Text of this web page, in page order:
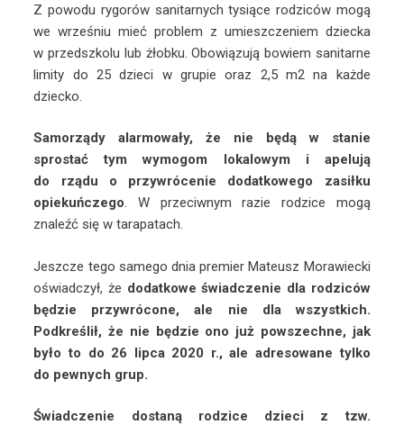
Z powodu rygorów sanitarnych tysiące rodziców mogą
we wrześniu mieć problem z umieszczeniem dziecka
w przedszkolu lub żłobku. Obowiązują bowiem sanitarne
limity do 25 dzieci w grupie oraz 2,5 m2 na każde
dziecko.
Samorządy alarmowały, że nie będą w stanie
sprostać tym wymogom lokalowym i apelują
do rządu o przywrócenie dodatkowego zasiłku
opiekuńczego. W przeciwnym razie rodzice mogą
znaleźć się w tarapatach.
Jeszcze tego samego dnia premier Mateusz Morawiecki
oświadczył, że dodatkowe świadczenie dla rodziców
będzie przywrócone, ale nie dla wszystkich.
Podkreślił, że nie będzie ono już powszechne, jak
było to do 26 lipca 2020 r., ale adresowane tylko
do pewnych grup.
Świadczenie dostaną rodzice dzieci z tzw.